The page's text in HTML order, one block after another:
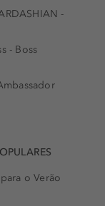
-
- Boss
o Verão